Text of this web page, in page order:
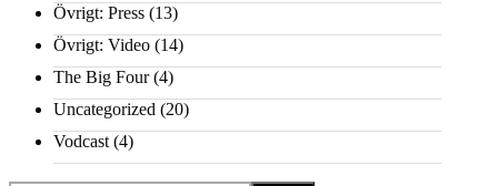
Övrigt: Press (13)
Övrigt: Video (14)
The Big Four(4)
Uncategorized (20)
Vodcast (4)